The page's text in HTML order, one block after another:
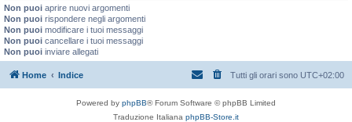
Non puoi aprire nuovi argomenti
Non puoi rispondere negli argomenti
Non puoi modificare i tuoi messaggi
Non puoi cancellare i tuoi messaggi
Non puoi inviare allegati
Home Indice Tutti gli orari sono UTC+02:00
Powered by phpBB® Forum Software © phpBB Limited
Traduzione Italiana phpBB-Store.it